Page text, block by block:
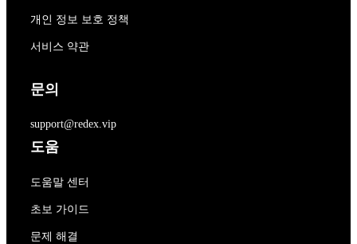
개인 정보 보호 정책
서비스 약관
문의
support@redex.vip
도움
도움말 센터
초보 가이드
문제 해결